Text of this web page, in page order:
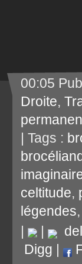
00:05
Droite,
| Tags :
celtitude,
légendes
|
|
Digg |